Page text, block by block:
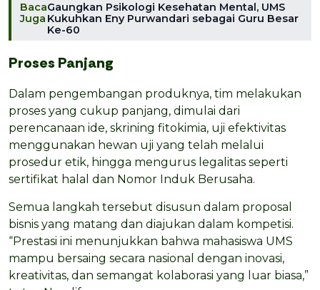
Baca
Juga
Gaungkan Psikologi Kesehatan Mental, UMS
Kukuhkan Eny Purwandari sebagai Guru Besar
Ke-60
Proses Panjang
Dalam pengembangan produknya, tim melakukan
proses yang cukup panjang, dimulai dari
perencanaan ide, skrining fitokimia, uji efektivitas
menggunakan hewan uji yang telah melalui
prosedur etik, hingga mengurus legalitas seperti
sertifikat halal dan Nomor Induk Berusaha.
Semua langkah tersebut disusun dalam proposal
bisnis yang matang dan diajukan dalam kompetisi.
“Prestasi ini menunjukkan bahwa mahasiswa UMS
mampu bersaing secara nasional dengan inovasi,
kreativitas, dan semangat kolaborasi yang luar biasa,”